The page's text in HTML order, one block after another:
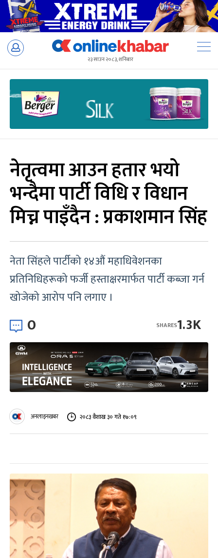
Skip
२३ साउन २०८३, शनिबार
नेतृत्वमा आउन हतार भयो
भन्दैमा पार्टी विधि र विधान
मिच्न पाइँदैन : प्रकाशमान सिंह
नेता सिंहले पार्टीको १४औं महाधिवेशनका
प्रतिनिधिहरूको फर्जी हस्ताक्षरमार्फत पार्टी कब्जा गर्न
खोजेको आरोप पनि लगाए ।
0 1.3K
SHARES
अनलाइनखबर २०८३ वैशाख ३० गते १७:०९